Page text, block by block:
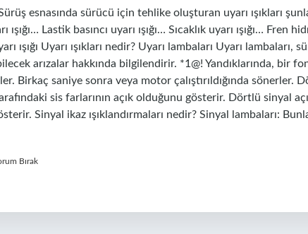
esnasında sürücü için tehlike oluşturan uyarı ışıkları
ışığı… Lastik basıncı uyarı ışığı… Sıcaklık uyarı ışığı… Fren
ışığı Uyarı ışıkları nedir? Uyarı lambaları Uyarı
arızalar hakkında bilgilendirir. *1@! Yandıklarında, bir
Birkaç saniye sonra veya motor çalıştırıldığında sönerler.
sis farlarının açık olduğunu gösterir. Dörtlü sinyal
Sinyal ikaz ışıklandırmaları nedir? Sinyal lambaları:
Bırak